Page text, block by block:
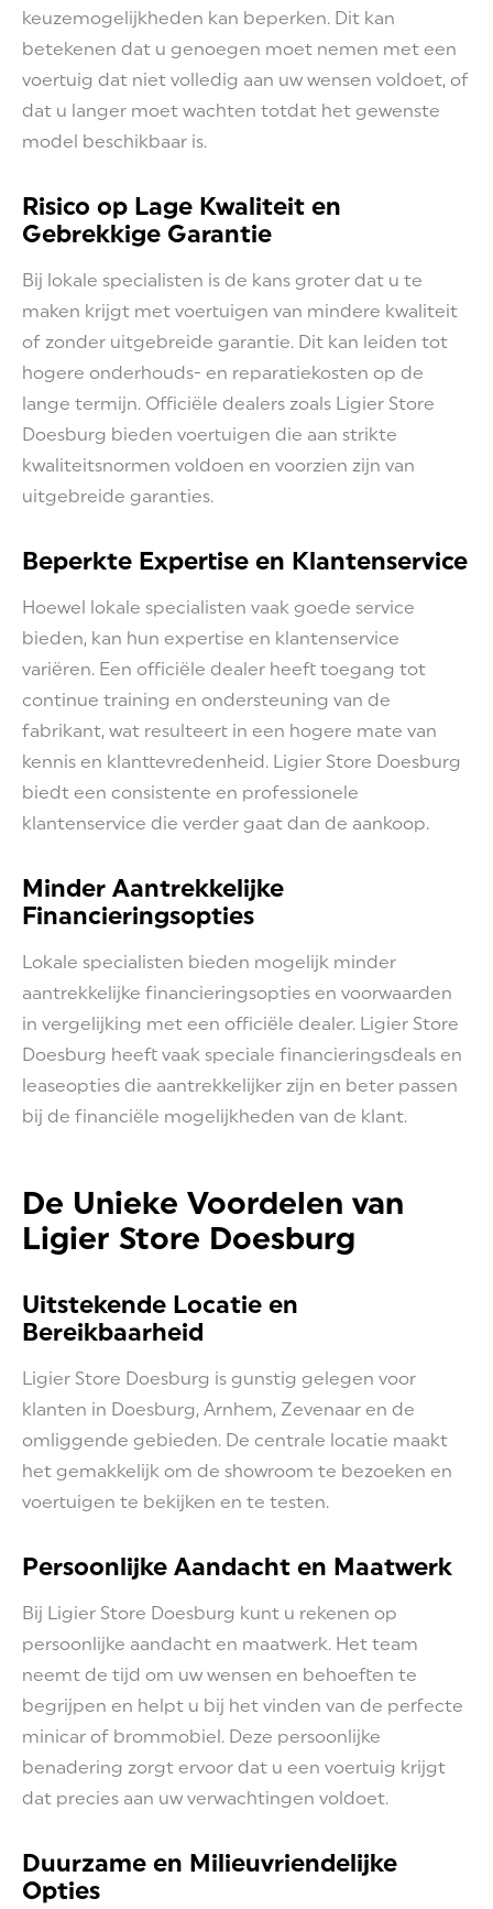
keuzemogelijkheden kan beperken. Dit kan
betekenen dat u genoegen moet nemen met een
voertuig dat niet volledig aan uw wensen voldoet, of
dat u langer moet wachten totdat het gewenste
model beschikbaar is.
Risico op Lage Kwaliteit en
Gebrekkige Garantie
Bij lokale specialisten is de kans groter dat u te
maken krijgt met voertuigen van mindere kwaliteit
of zonder uitgebreide garantie. Dit kan leiden tot
hogere onderhouds- en reparatiekosten op de
lange termijn. Officiële dealers zoals Ligier Store
Doesburg bieden voertuigen die aan strikte
kwaliteitsnormen voldoen en voorzien zijn van
uitgebreide garanties.
Beperkte Expertise en Klantenservice
Hoewel lokale specialisten vaak goede service
bieden, kan hun expertise en klantenservice
variëren. Een officiële dealer heeft toegang tot
continue training en ondersteuning van de
fabrikant, wat resulteert in een hogere mate van
kennis en klanttevredenheid. Ligier Store Doesburg
biedt een consistente en professionele
klantenservice die verder gaat dan de aankoop.
Minder Aantrekkelijke
Financieringsopties
Lokale specialisten bieden mogelijk minder
aantrekkelijke financieringsopties en voorwaarden
in vergelijking met een officiële dealer. Ligier Store
Doesburg heeft vaak speciale financieringsdeals en
leaseopties die aantrekkelijker zijn en beter passen
bij de financiële mogelijkheden van de klant.
De Unieke Voordelen van
Ligier Store Doesburg
Uitstekende Locatie en
Bereikbaarheid
Ligier Store Doesburg is gunstig gelegen voor
klanten in Doesburg, Arnhem, Zevenaar en de
omliggende gebieden. De centrale locatie maakt
het gemakkelijk om de showroom te bezoeken en
voertuigen te bekijken en te testen.
Persoonlijke Aandacht en Maatwerk
Bij Ligier Store Doesburg kunt u rekenen op
persoonlijke aandacht en maatwerk. Het team
neemt de tijd om uw wensen en behoeften te
begrijpen en helpt u bij het vinden van de perfecte
minicar of brommobiel. Deze persoonlijke
benadering zorgt ervoor dat u een voertuig krijgt
dat precies aan uw verwachtingen voldoet.
Duurzame en Milieuvriendelijke
Opties